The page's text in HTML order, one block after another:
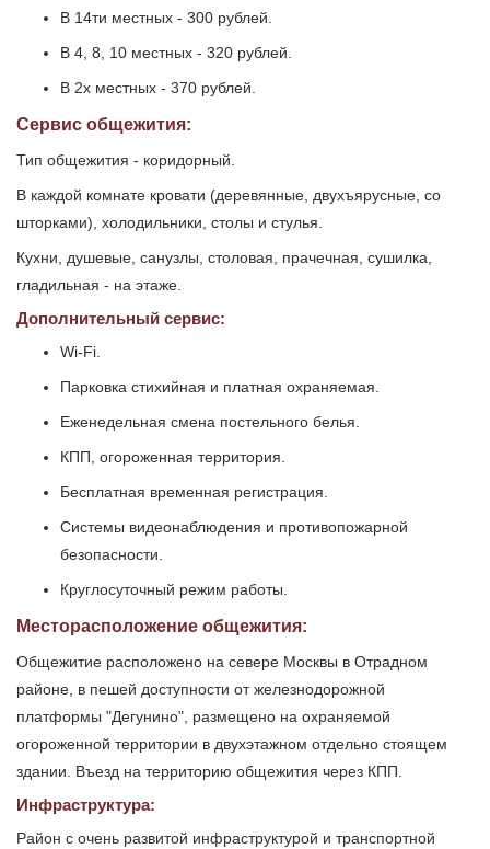
В 14ти местных - 300 рублей.
В 4, 8, 10 местных - 320 рублей.
В 2х местных - 370 рублей.
Сервис общежития:
Тип общежития - коридорный.
В каждой комнате кровати (деревянные, двухъярусные, со
шторками), холодильники, столы и стулья.
Кухни, душевые, санузлы, столовая, прачечная, сушилка,
гладильная - на этаже.
Дополнительный сервис:
Wi-Fi.
Парковка стихийная и платная охраняемая.
Еженедельная смена постельного белья.
КПП, огороженная территория.
Бесплатная временная регистрация.
Системы видеонаблюдения и противопожарной
безопасности.
Круглосуточный режим работы.
Месторасположение общежития:
Общежитие расположено на севере Москвы в Отрадном
районе, в пешей доступности от железнодорожной
платформы "Дегунино", размещено на охраняемой
огороженной территории в двухэтажном отдельно стоящем
здании. Въезд на территорию общежития через КПП.
Инфраструктура:
Район с очень развитой инфраструктурой и транспортной